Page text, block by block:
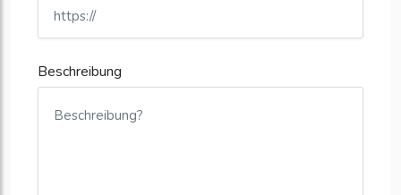
Beschreibung